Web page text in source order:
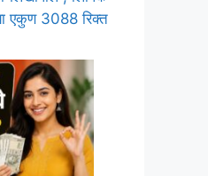
एकुण 3088 रिक्त